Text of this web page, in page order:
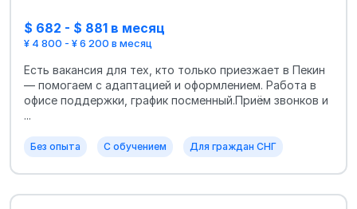
$ 682 - $ 881 в месяц
¥ 4 800 - ¥ 6 200 в месяц
Есть вакансия для тех, кто только приезжает в Пекин
— помогаем с адаптацией и оформлением. Работа в
офисе поддержки, график посменный.Приём звонков и
...
Без опыта С обучением Для граждан СНГ